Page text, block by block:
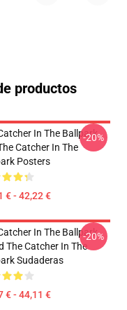
productos
In The Ballpark
Catcher In The
Posters
€ - 42,22 €
-20%
In The Ballpark
The Catcher In The
Sudaderas
€ - 44,11 €
-20%